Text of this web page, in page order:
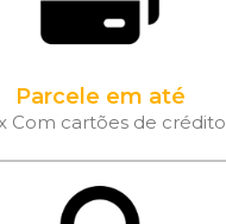
Parcele em até
Com cartões de crédito